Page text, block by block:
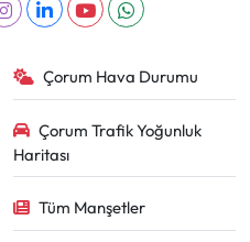
Çorum Hava Durumu
Çorum Trafik Yoğunluk
Haritası
Tüm Manşetler